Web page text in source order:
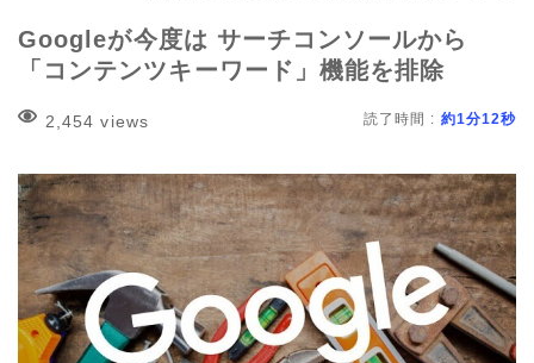
Googleが今度は サーチコンソールから
「コンテンツキーワード」機能を排除
2,454 views 読了時間 : 約1分12秒